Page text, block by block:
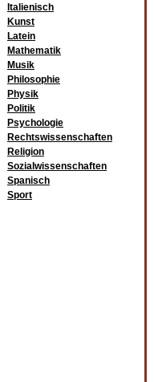
Italienisch
Kunst
Latein
Mathematik
Musik
Philosophie
Physik
Politik
Psychologie
Rechtswissenschaften
Religion
Sozialwissenschaften
Spanisch
Sport